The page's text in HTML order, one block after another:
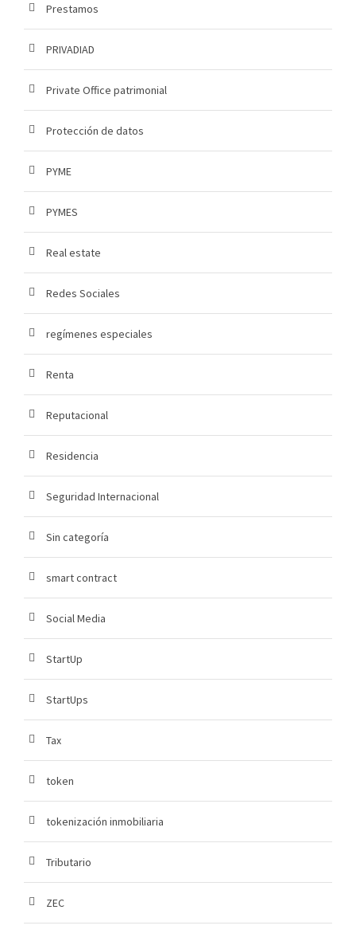
Prestamos
PRIVADIAD
Private Office patrimonial
Protección de datos
PYME
PYMES
Real estate
Redes Sociales
regímenes especiales
Renta
Reputacional
Residencia
Seguridad Internacional
Sin categoría
smart contract
Social Media
StartUp
StartUps
Tax
token
tokenización inmobiliaria
Tributario
ZEC